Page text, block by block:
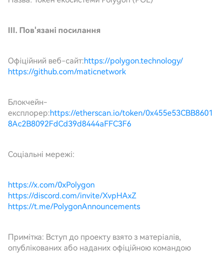
III. Пов'язані посилання
Офіційний веб-сайт:https://polygon.technology/
https://github.com/maticnetwork
Блокчейн-
експлорер:https://etherscan.io/token/0x455e53CBB8601
8Ac2B8092FdCd39d8444aFFC3F6
Соціальні мережі:
https://x.com/0xPolygon
https://discord.com/invite/XvpHAxZ
https://t.me/PolygonAnnouncements
Примітка: Вступ до проекту взято з матеріалів,
опублікованих або наданих офіційною командою